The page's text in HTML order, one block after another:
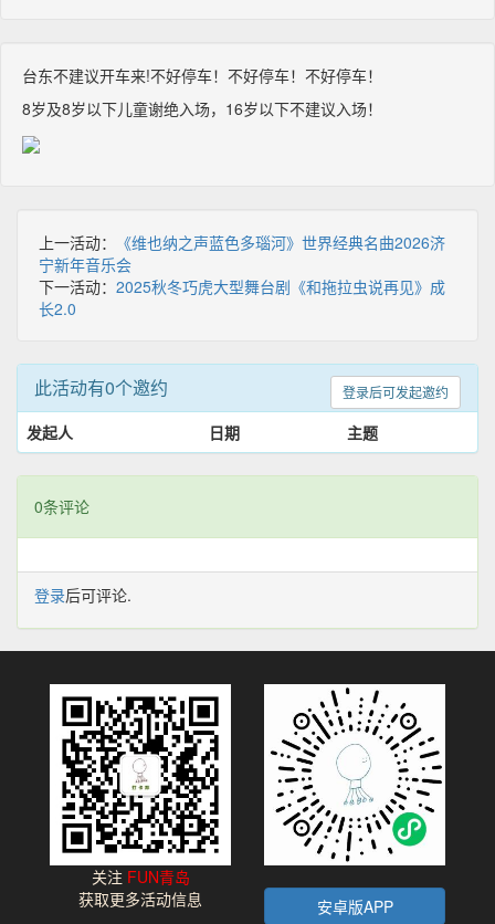
台东不建议开车来!不好停车！不好停车！不好停车！
8岁及8岁以下儿童谢绝入场，16岁以下不建议入场！
上一活动：
《维也纳之声蓝色多瑙河》世界经典名曲2026济
宁新年音乐会
下一活动： 2025秋冬巧虎大型舞台剧《和拖拉虫说再见》成
长2.0
登录后可发起邀约
此活动有0个邀约
发起人 日期 主题
0条评论
登录后可评论.
关注 FUN青岛
获取更多活动信息
安卓版APP